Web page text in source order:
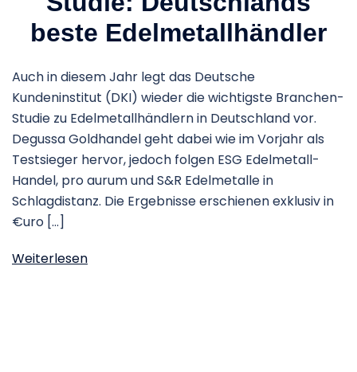
beste Edelmetallhändler
Auch in diesem Jahr legt das Deutsche
Kundeninstitut (DKI) wieder die wichtigste Branchen-
Studie zu Edelmetallhändlern in Deutschland vor.
Degussa Goldhandel geht dabei wie im Vorjahr als
Testsieger hervor, jedoch folgen ESG Edelmetall-
Handel, pro aurum und S&R Edelmetalle in
Schlagdistanz. Die Ergebnisse erschienen exklusiv in
€uro […]
Weiterlesen